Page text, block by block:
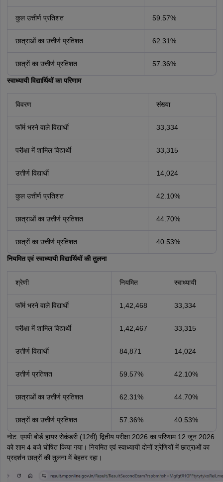
कुल उत्तीर्ण प्रतिशत 59.57%
छात्राओं का उत्तीर्ण प्रतिशत 62.31%
छात्रों का उत्तीर्ण प्रतिशत 57.36%
स्वाध्यायी विद्यार्थियों का परिणाम
विवरण संख्या
फॉर्म भरने वाले विद्यार्थी 33,334
परीक्षा में शामिल विद्यार्थी 33,315
उत्तीर्ण विद्यार्थी 14,024
कुल उत्तीर्ण प्रतिशत 42.10%
छात्राओं का उत्तीर्ण प्रतिशत 44.70%
छात्रों का उत्तीर्ण प्रतिशत 40.53%
नियमित एवं स्वाध्यायी विद्यार्थियों की तुलना
श्रेणी नियमित स्वाध्यायी
फॉर्म भरने वाले विद्यार्थी 1,42,468 33,334
परीक्षा में शामिल विद्यार्थी 1,42,467 33,315
उत्तीर्ण विद्यार्थी 84,871 14,024
उत्तीर्ण प्रतिशत 59.57% 42.10%
छात्राओं का उत्तीर्ण प्रतिशत 62.31% 44.70%
छात्रों का उत्तीर्ण प्रतिशत 57.36% 40.53%
नोट: एमपी बोर्ड हायर सेकंडरी (12वीं) द्वितीय परीक्षा 2026 का परिणाम 12 जून 2026
को शाम 4 बजे घोषित किया गया। नियमित एवं स्वाध्यायी दोनों श्रेणियों में छात्राओं का
प्रदर्शन छात्रों की तुलना में बेहतर रहा।